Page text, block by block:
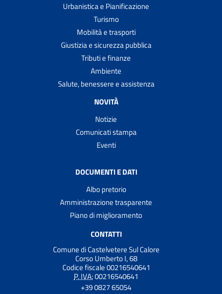
Urbanistica e Pianificazione
Turismo
Mobilità e trasporti
Giustizia e sicurezza pubblica
Tributi e finanze
Ambiente
Salute, benessere e assistenza
NOVITÀ
Notizie
Comunicati stampa
Eventi
DOCUMENTI E DATI
Albo pretorio
Amministrazione trasparente
Piano di miglioramento
CONTATTI
Comune di Castelvetere Sul Calore
Corso Umberto I, 68
Codice fiscale 00216540641
P. IVA:00216540641
+39 0827 65054